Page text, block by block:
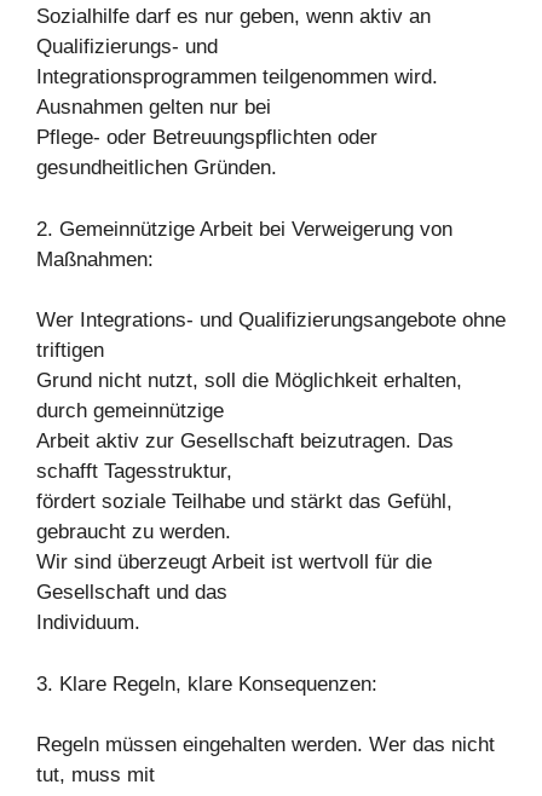
Sozialhilfe darf es nur geben, wenn aktiv an
Qualifizierungs- und
Integrationsprogrammen teilgenommen wird.
Ausnahmen gelten nur bei
Pflege- oder Betreuungspflichten oder
gesundheitlichen Gründen.
2. Gemeinnützige Arbeit bei Verweigerung von
Maßnahmen:
Wer Integrations- und Qualifizierungsangebote ohne
triftigen
Grund nicht nutzt, soll die Möglichkeit erhalten,
durch gemeinnützige
Arbeit aktiv zur Gesellschaft beizutragen. Das
schafft Tagesstruktur,
fördert soziale Teilhabe und stärkt das Gefühl,
gebraucht zu werden.
Wir sind überzeugt Arbeit ist wertvoll für die
Gesellschaft und das
Individuum.
3. Klare Regeln, klare Konsequenzen:
Regeln müssen eingehalten werden. Wer das nicht
tut, muss mit